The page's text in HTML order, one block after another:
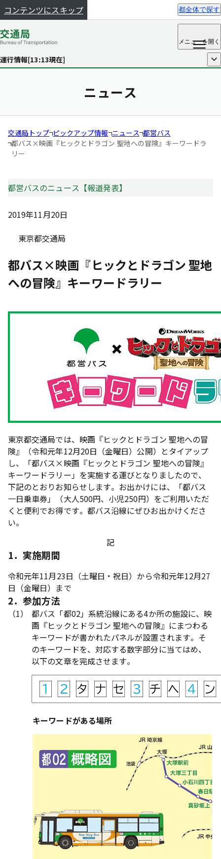
コンテンツにスキップ 都全体で探す
メニューを開く
運行情報[13:13現在] 開く
ニュース
交通局トップ ピックアップ情報 ニュース 都営バス
都バス×映画『ヒックとドラゴン 聖地への冒険』キーワードラ
リー
都営バスのニュース【報道発表】
2019年11月20日
東京都交通局
都バス×映画『ヒックとドラゴン 聖地
への冒険』キーワードラリー
東京都交通局では、映画『ヒックとドラゴン 聖地への冒
険』（令和元年12月20日（金曜日）公開）とタイアップ
し、「都バス×映画『ヒックとドラゴン 聖地への冒険』
キーワードラリー」を実施する運びとなりましたので、
下記のとおりお知らせします。お出かけには、「都バス
一日乗車券」（大人500円、小児250円）をご利用いただ
くと便利でお得です。都バス沿線にぜひお出かけくださ
い。
記
1．実施期間
令和元年11月23日（土曜日・祝日）から令和元年12月27
日（金曜日）まで
2．参加方法
（1）
都バス「都02」系統沿線にある4か所の施設に、映
画『ヒックとドラゴン 聖地への冒険』にまつわる
キーワードが書かれたパネルが設置されます。そ
のキーワードを、対応する数字部分に当てはめ、
以下の文章を完成させます。
キーワードがある場所